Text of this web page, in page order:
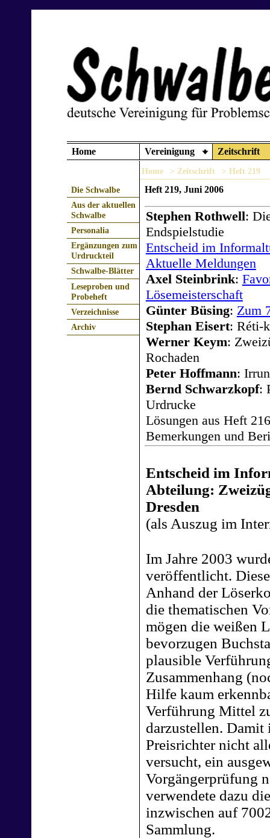
Home Vereinigung Zeitschrift
Die Schwalbe
Aus der aktuellen
Schwalbe
Personalia
Ergänzungen zum
Urdruckteil
Schwalbe-Blätter
Leseproben und
Probeheft
Verzeichnisse
Archiv
Home > Zeitschrift > Heft 219
Heft 219, Juni 2006
Stephen Rothwell:
Endspielstudie
Entscheid im
Aktuelle Meldungen
Axel Steinbrink:
Lösemeisterschaft
Günter Büsing: Zum
Stephan Eisert: Réti-
Werner Keym:
Rochaden
Peter Hoffmann:
Bernd Schwarzkopf:
Urdrucke
Lösungen aus Heft
Bemerkungen und
Entscheid im
Abteilung:
Dresden
(als Auszug im
Im Jahre 2003
veröffentlicht.
Anhand der
die thematischen
mögen die weißen
bevorzugen
plausible
Zusammenhang
Hilfe kaum
Verführung Mittel
darzustellen. Damit
Preisrichter nicht
versucht, ein
Vorgängerprüfung
verwendete dazu
inzwischen auf
Sammlung.